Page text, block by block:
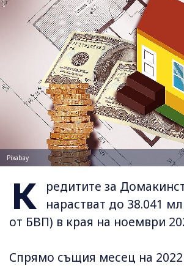
Pixabay
К
редитите за
нарастват до 38.041
от БВП) в края на ноември
Спрямо същия месец на 2022